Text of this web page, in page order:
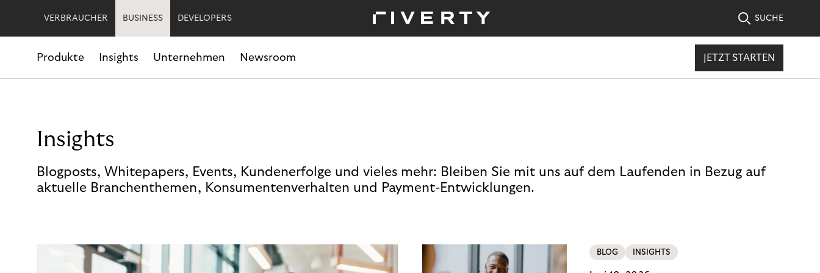
VERBRAUCHER BUSINESS DEVELOPERS SUCHE
Produkte Insights Unternehmen Newsroom JETZT STARTEN
Insights
Blogposts, Whitepapers, Events, Kundenerfolge und vieles mehr: Bleiben Sie mit uns auf dem Laufenden in Bezug auf
aktuelle Branchenthemen, Konsumentenverhalten und Payment-Entwicklungen.
BLOG INSIGHTS